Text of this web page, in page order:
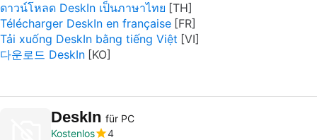
ดาวน์โหลด DeskIn เป็นภาษาไทย
Télécharger DeskIn en française
Tải xuống DeskIn bằng tiếng Việt
다운로드 DeskIn
DeskIn für PC
Kostenlos
4